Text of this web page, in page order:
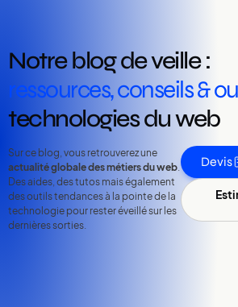
Notre blog de veille :
ressources, conseils &
technologies du web
Sur ce blog, vous retrouverez une
actualité globale des métiers du web
Des aides, des tutos mais également
des outils tendances à la pointe de la
technologie pour rester éveillé sur les
dernières sorties.
Devis